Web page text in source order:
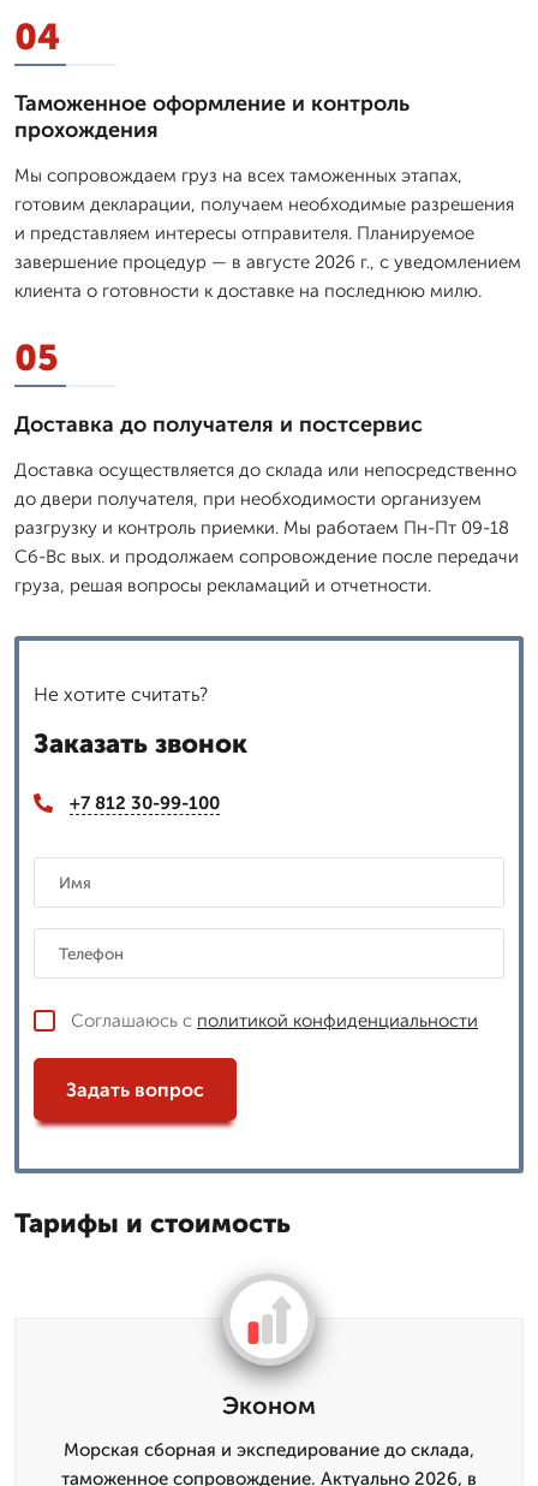
04
Таможенное оформление и контроль
прохождения
Мы сопровождаем груз на всех таможенных этапах,
готовим декларации, получаем необходимые разрешения
и представляем интересы отправителя. Планируемое
завершение процедур — в августе 2026 г., с уведомлением
клиента о готовности к доставке на последнюю милю.
05
Доставка до получателя и постсервис
Доставка осуществляется до склада или непосредственно
до двери получателя, при необходимости организуем
разгрузку и контроль приемки. Мы работаем Пн-Пт 09-18
Сб-Вс вых. и продолжаем сопровождение после передачи
груза, решая вопросы рекламаций и отчетности.
Не хотите считать?
Заказать звонок
+7 812 30-99-100
Соглашаюсь с политикой конфиденциальности
Задать вопрос
Тарифы и стоимость
Эконом
Морская сборная и экспедирование до склада,
таможенное сопровождение. Актуально 2026, в